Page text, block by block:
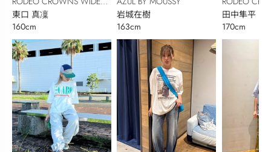
BOWL
東口 真凜
160cm
岩城在樹
163cm
BOWL
田中隼平
170cm